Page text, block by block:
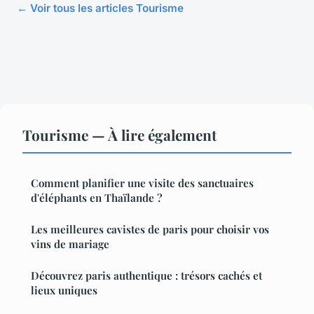
← Voir tous les articles Tourisme
Tourisme — À lire également
Comment planifier une visite des sanctuaires
d'éléphants en Thaïlande ?
Les meilleures cavistes de paris pour choisir vos
vins de mariage
Découvrez paris authentique : trésors cachés et
lieux uniques